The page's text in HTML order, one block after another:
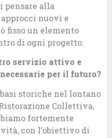
pensare alla
nuovi e
fisso un elemento
di ogni progetto.
servizio attivo e
per il futuro?
storiche nel lontano
Collettiva,
fortemente
con l’obiettivo di